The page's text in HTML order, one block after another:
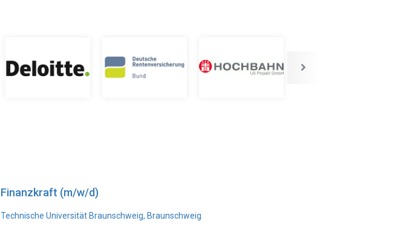
Finanzkraft (m/w/d)
Technische Universität Braunschweig, Braunschweig